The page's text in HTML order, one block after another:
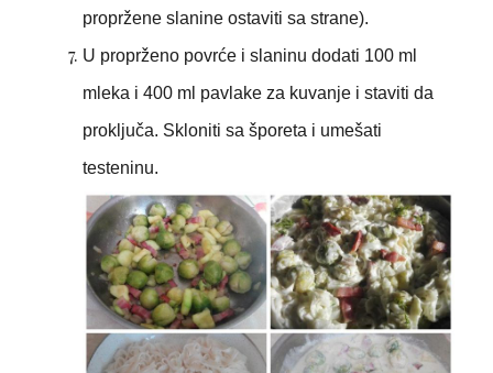
propržene slanine ostaviti sa strane).
U proprženo povrće i slaninu dodati 100 ml
mleka i 400 ml pavlake za kuvanje i staviti da
proključa. Skloniti sa šporeta i umešati
testeninu.